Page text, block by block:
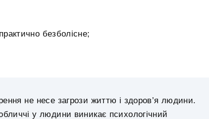
безболісне;
не несе загрози життю і здоров’я людини.
у людини виникає психологічний